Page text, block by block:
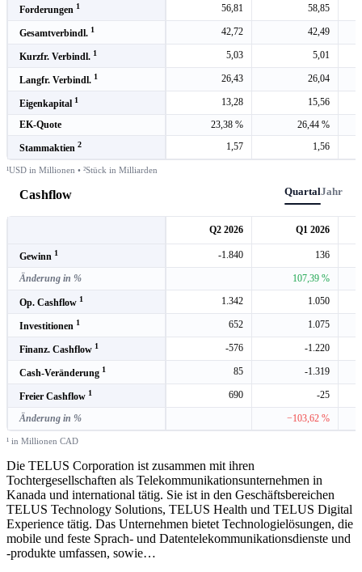
Forderungen 1 56,81 58,85
Gesamtverbindl. 1 42,72 42,49
Kurzfr. Verbindl. 1 5,03 5,01
Langfr. Verbindl. 1 26,43 26,04
Eigenkapital 1 13,28
15,56
EK-Quote
23,38 % 26,44 %
Stammaktien 2 1,57 1,56
¹USD in Millionen • ²Stück in Milliarden
Cashflow QuartalJahr
Q2 2026 Q1 2026
Gewinn 1 -1.840 136
Änderung in % 107,39 %
Op. Cashflow 1 1.342 1.050
Investitionen 1 652 1.075
Finanz. Cashflow 1 -576 -1.220
Cash-Veränderung 1 85 -1.319
Freier Cashflow 1 690 -25
Änderung in % −103,62 %
¹ in Millionen CAD
Die TELUS Corporation ist zusammen mit ihren
Tochtergesellschaften als Telekommunikationsunternehmen in
Kanada und international tätig. Sie ist in den Geschäftsbereichen
TELUS Technology Solutions, TELUS Health und TELUS Digital
Experience tätig. Das Unternehmen bietet Technologielösungen, die
mobile und feste Sprach- und Datentelekommunikationsdienste und
-produkte umfassen, sowie…